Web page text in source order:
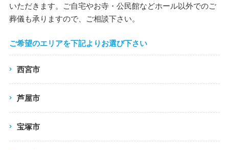
いただきます。ご自宅やお寺・公民館などホール以外でのご
葬儀も承りますので、ご相談下さい。
ご希望のエリアを下記よりお選び下さい
西宮市
芦屋市
宝塚市